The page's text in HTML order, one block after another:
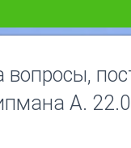
вопросы,
А.